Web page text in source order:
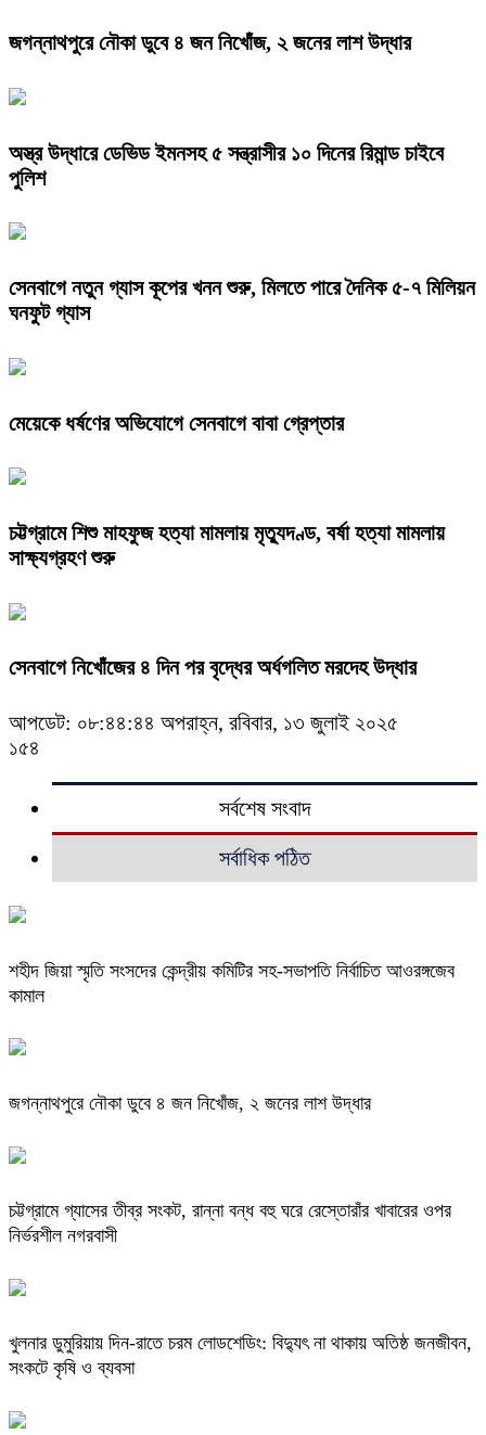
জগন্নাথপুরে নৌকা ডুবে ৪ জন নিখোঁজ, ২ জনের লাশ উদ্ধার
অস্ত্র উদ্ধারে ডেভিড ইমনসহ ৫ সন্ত্রাসীর ১০ দিনের রিমান্ড চাইবে
পুলিশ
সেনবাগে নতুন গ্যাস কূপের খনন শুরু, মিলতে পারে দৈনিক ৫-৭ মিলিয়ন
ঘনফুট গ্যাস
মেয়েকে ধর্ষণের অভিযোগে সেনবাগে বাবা গ্রেপ্তার
চট্টগ্রামে শিশু মাহফুজ হত্যা মামলায় মৃত্যুদণ্ড, বর্ষা হত্যা মামলায়
সাক্ষ্যগ্রহণ শুরু
সেনবাগে নিখোঁজের ৪ দিন পর বৃদ্ধের অর্ধগলিত মরদেহ উদ্ধার
আপডেট: ০৮:৪৪:৪৪ অপরাহ্ন, রবিবার, ১৩ জুলাই ২০২৫
১৫৪
সর্বশেষ সংবাদ
সর্বাধিক পঠিত
শহীদ জিয়া স্মৃতি সংসদের কেন্দ্রীয় কমিটির সহ-সভাপতি নির্বাচিত আওরঙ্গজেব
কামাল
জগন্নাথপুরে নৌকা ডুবে ৪ জন নিখোঁজ, ২ জনের লাশ উদ্ধার
চট্টগ্রামে গ্যাসের তীব্র সংকট, রান্না বন্ধ বহু ঘরে রেস্তোরাঁর খাবারের ওপর
নির্ভরশীল নগরবাসী
খুলনার ডুমুরিয়ায় দিন-রাতে চরম লোডশেডিং: বিদ্যুৎ না থাকায় অতিষ্ঠ জনজীবন,
সংকটে কৃষি ও ব্যবসা